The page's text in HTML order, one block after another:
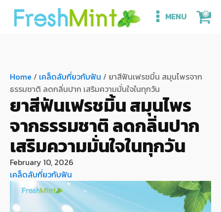
MENU 0
Home / เคล็ดลับกี่ยวกับฟัน / ยาสีฟันเฟรชมิ้น สมุนไพรจาก
ธรรมชาติ ลดกลิ่นปาก เสริมความมั่นใจในทุกวัน
ยาสีฟันเฟรชมิ้น สมุนไพร
จากธรรมชาติ ลดกลิ่นปาก
เสริมความมั่นใจในทุกวัน
February 10, 2026
เคล็ดลับกี่ยวกับฟัน